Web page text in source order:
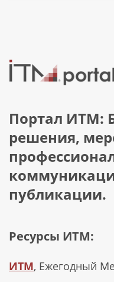
Портал ИТМ:
решения,
публикации.
Ресурсы ИТМ:
ИТМ, Ежегодный